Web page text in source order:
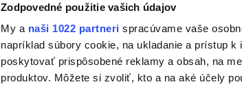
Zodpovedné použitie vašich údajov
My a naši 1022 partneri spracúvame vaše
napríklad súbory cookie, na ukladanie a prístup
poskytovať prispôsobené reklamy a obsah, na
produktov. Môžete si zvoliť, kto a na aké účely
ALEX